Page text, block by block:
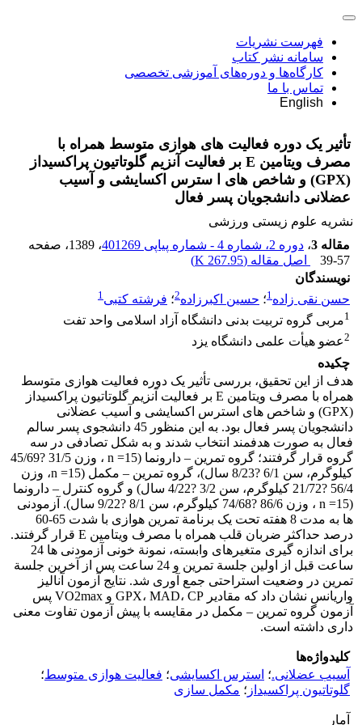
فهرست نشریات
سامانه نشر کتاب
کارگاه‌ها و دوره‌های آموزشی تخصصی
تماس با ما
English
تأثیر یک دوره فعالیت های هوازی متوسط همراه با
مصرف ویتامین E بر فعالیت آنزیم گلوتاتیون پراکسیداز
(GPX) و شاخص های ا سترس اکسایشی و آسیب
عضلانی دانشجویان پسر فعال
نشریه علوم زیستی ورزشی
مقاله 3
، دوره 2، شماره 4 - شماره پیاپی 401269 ، 1389
، صفحه
39-57
اصل مقاله (267.95 K
)
نویسندگان
حسن نقی زاده1؛ حسین اکبرزاده2؛ فرشته کتبی1
1مربی گروه تربیت بدنی دانشگاه آزاد اسلامی واحد تفت
2عضو هیأت علمی دانشگاه یزد
چکیده
هدف از این تحقیق، بررسی تأثیر یک دوره فعالیت هوازی متوسط
همراه با مصرف ویتامین E بر فعالیت آنزیم گلوتاتیون پراکسیداز
(GPX) و شاخص های استرس اکسایشی و آسیب عضلانی
دانشجویان پسر فعال بود. به این منظور 45 دانشجوی پسر سالم
فعال به صورت هدفمند انتخاب شدند و به شکل تصادفی در سه
گروه قرار گرفتند؛ گروه تمرین – دارونما (15= n ، وزن 31/5 ?45/69
کیلوگرم، سن 6/1 ?8/23 سال)، گروه تمرین – مکمل (15= n، وزن
56/4 ?21/72 کیلوگرم، سن 3/2 ?4/22 سال) و گروه کنترل – دارونما
(15= n ، وزن 86/6 ?74/68 کیلوگرم، سن 8/1 ?9/22 سال). آزمودنی
ها به مدت 8 هفته تحت یک برنامة تمرین هوازی با شدت 65-60
درصد حداکثر ضربان قلب همراه با مصرف ویتامین E قرار گرفتند.
برای اندازه گیری متغیرهای وابسته، نمونة خونی آزمودنی ها 24
ساعت قبل از اولین جلسة تمرین و 24 ساعت پس از آخرین جلسة
تمرین در وضعیت استراحتی جمع آوری شد. نتایج آزمون آنالیز
واریانس نشان داد که مقادیر GPX، MAD، CP و VO2max پس
آزمون گروه تمرین – مکمل در مقایسه با پیش آزمون تفاوت معنی
داری داشته است.
کلیدواژه‌ها
آسیب عضلانی.؛ استرس اکسایشی؛ فعالیت هوازی متوسط؛
گلوتاتیون پراکسیداز ؛ مکمل سازی
آمار